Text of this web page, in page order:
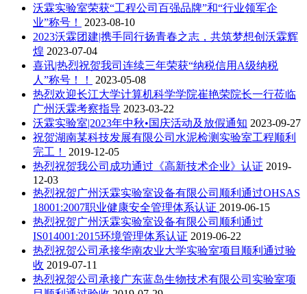
沃霖实验室荣获“工程公司百强品牌”和“行业领军企
业”称号！
2023-08-10
2023沃霖团建|携手同行扬青春之志，共筑梦想创沃霖辉
煌 2023-07-04
喜讯|热烈祝贺我司连续三年荣获“纳税信用A级纳税
人”称号！！
2023-05-08
热烈欢迎长江大学计算机科学学院崔艳荣院长一行莅临
广州沃霖考察指导 2023-03-22
沃霖实验室|2023年中秋•国庆活动及放假通知 2023-09-27
祝贺湖南某科技发展有限公司水泥检测实验室工程顺利
完工！
2019-12-05
热烈祝贺我公司成功通过《高新技术企业》认证 2019-
12-03
热烈祝贺广州沃霖实验室设备有限公司顺利通过OHSAS
18001:2007职业健康安全管理体系认证 2019-06-15
热烈祝贺广州沃霖实验室设备有限公司顺利通过
IS014001:2015环境管理体系认证 2019-06-22
热烈祝贺公司承接华南农业大学实验室项目顺利通过验
收 2019-07-11
热烈祝贺公司承接广东蓝岛生物技术有限公司实验室项